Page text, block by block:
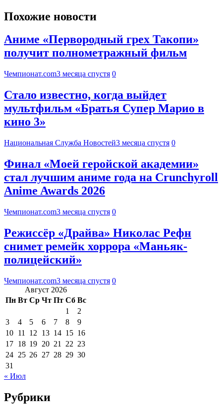
Похожие новости
Аниме «Первородный грех Такопи»
получит полнометражный фильм
Чемпионат.com3 месяца спустя 0
Стало известно, когда выйдет
мультфильм «Братья Супер Марио в
кино 3»
Национальная Служба Новостей3 месяца спустя 0
Финал «Моей геройской академии»
стал лучшим аниме года на Crunchyroll
Anime Awards 2026
Чемпионат.com3 месяца спустя 0
Режиссёр «Драйва» Николас Рефн
снимет ремейк хоррора «Маньяк-
полицейский»
Чемпионат.com3 месяца спустя 0
Август 2026
Пн Вт Ср Чт Пт Сб Вс
1
2
3
4 5 6 7 8
9
10 11 12 13 14 15 16
17 18 19 20 21 22 23
24 25 26 27 28 29 30
31
« Июл
Рубрики